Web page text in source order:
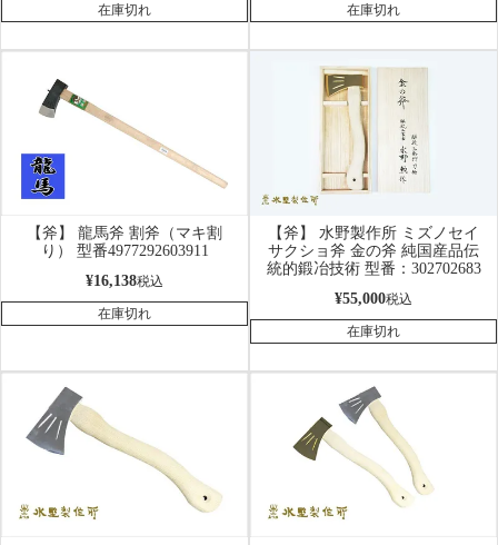
在庫切れ 在庫切れ
【斧】 龍馬斧 割斧（マキ割
り） 型番4977292603911
¥16,138税込
在庫切れ
【斧】 水野製作所 ミズノセイ
サクショ斧 金の斧 純国産品伝
統的鍛冶技術 型番：302702683
¥55,000税込
在庫切れ